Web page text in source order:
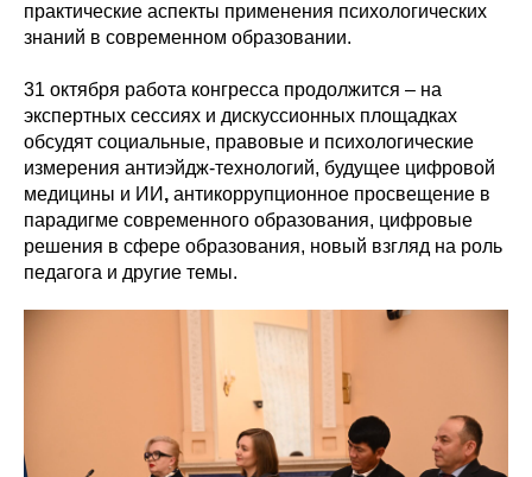
практические аспекты применения психологических
знаний в современном образовании.
31 октября работа конгресса продолжится – на
экспертных сессиях и дискуссионных площадках
обсудят социальные, правовые и психологические
измерения антиэйдж-технологий, будущее цифровой
медицины и ИИ , антикоррупционное просвещение в
парадигме современного образования, цифровые
решения в сфере образования, новый взгляд на роль
педагога и другие темы.